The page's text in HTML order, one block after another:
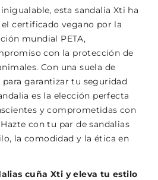
esta sandalia Xti ha
certificado vegano por la
mundial PETA,
con la protección de
Con una suela de
garantizar tu seguridad
es la elección perfecta
y comprometidas con
con tu par de sandalias
la comodidad y la ética en
cuña Xti y eleva tu estilo